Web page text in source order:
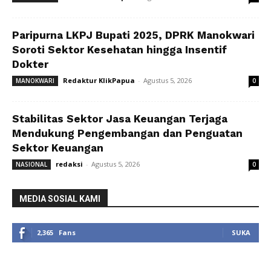
Paripurna LKPJ Bupati 2025, DPRK Manokwari
Soroti Sektor Kesehatan hingga Insentif
Dokter
MANOKWARI Redaktur KlikPapua - Agustus 5, 2026 0
Stabilitas Sektor Jasa Keuangan Terjaga
Mendukung Pengembangan dan Penguatan
Sektor Keuangan
NASIONAL redaksi - Agustus 5, 2026 0
MEDIA SOSIAL KAMI
2,365 Fans SUKA